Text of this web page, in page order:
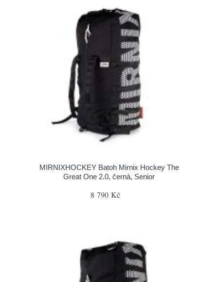
MIRNIXHOCKEY Batoh Mirnix Hockey The
Great One 2.0, černá, Senior
8 790 Kč